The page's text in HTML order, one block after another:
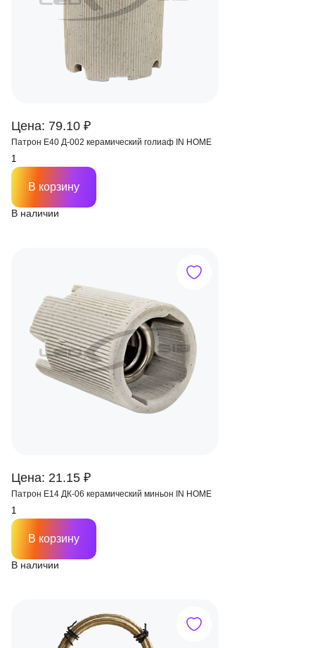
Цена: 79.10 ₽
Патрон Е40 Д-002 керамический голиаф IN HOME
В наличии
В корзину
Цена: 21.15 ₽
Патрон Е14 ДК-06 керамический миньон IN HOME
В наличии
В корзину